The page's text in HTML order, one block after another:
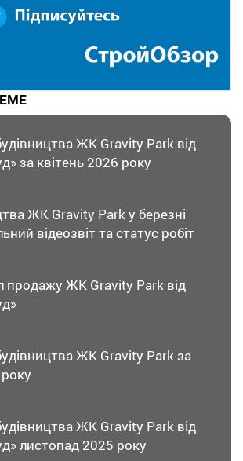
ЖК Gravity Park від
за квітень 2026 року
ЖК Gravity Park у березні
відеозвіт та статус робіт
продажу ЖК Gravity Park від
ЖК Gravity Park за
ЖК Gravity Park від
листопад 2025 року